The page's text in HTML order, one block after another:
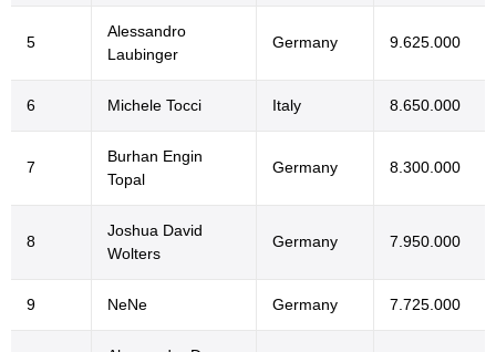
5
Alessandro
Laubinger
Germany 9.625.000
6 Michele Tocci Italy 8.650.000
7
Burhan Engin
Topal
Germany 8.300.000
8
Joshua David
Wolters
Germany 7.950.000
9 NeNe Germany 7.725.000